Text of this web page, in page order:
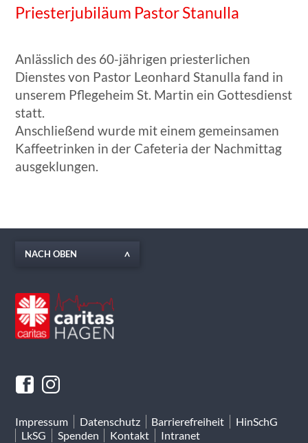
Priesterjubiläum Pastor Stanulla
Anlässlich des 60-jährigen priesterlichen
Dienstes von Pastor Leonhard Stanulla fand in
unserem Pflegeheim St. Martin ein Gottesdienst
statt.
Anschließend wurde mit einem gemeinsamen
Kaffeetrinken in der Cafeteria der Nachmittag
ausgeklungen.
NACH OBEN
Impressum Datenschutz Barrierefreiheit
HinSchG
LkSG
Spenden Kontakt Intranet